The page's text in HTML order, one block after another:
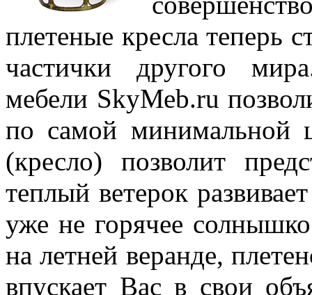
плетеные кресла теперь
частички другого
мебели SkyМеb.ru
по самой минимальной
(кресло) позволит
теплый ветерок
уже не горячее
на летней веранде,
впускает Вас в свои